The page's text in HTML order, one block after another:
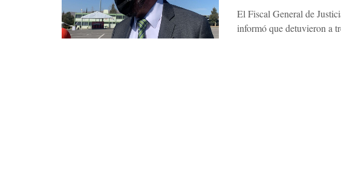
El Fiscal General de
informó que detuvieron a